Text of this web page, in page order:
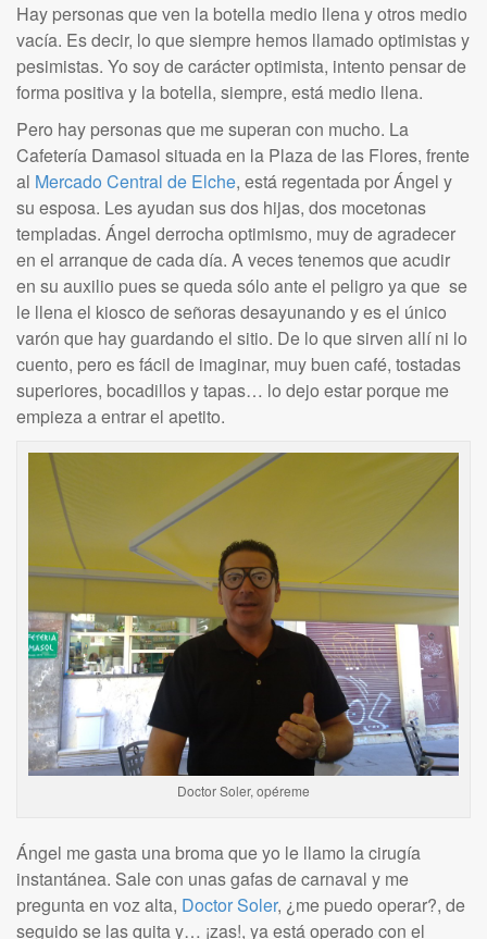
Hay personas que ven la botella medio llena y otros medio
vacía. Es decir, lo que siempre hemos llamado optimistas y
pesimistas. Yo soy de carácter optimista, intento pensar de
forma positiva y la botella, siempre, está medio llena.
Pero hay personas que me superan con mucho. La
Cafetería Damasol situada en la Plaza de las Flores, frente
al Mercado Central de Elche, está regentada por Ángel y
su esposa. Les ayudan sus dos hijas, dos mocetonas
templadas. Ángel derrocha optimismo, muy de agradecer
en el arranque de cada día. A veces tenemos que acudir
en su auxilio pues se queda sólo ante el peligro ya que se
le llena el kiosco de señoras desayunando y es el único
varón que hay guardando el sitio. De lo que sirven allí ni lo
cuento, pero es fácil de imaginar, muy buen café, tostadas
superiores, bocadillos y tapas… lo dejo estar porque me
empieza a entrar el apetito.
Doctor Soler, opéreme
Ángel me gasta una broma que yo le llamo la cirugía
instantánea. Sale con unas gafas de carnaval y me
pregunta en voz alta, Doctor Soler, ¿me puedo operar?, de
seguido se las quita y… ¡zas!, ya está operado con el